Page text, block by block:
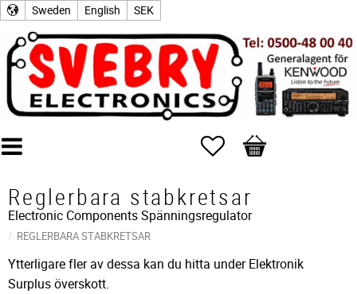
Sweden English SEK
Favorites
Basket
Reglerbara stabkretsar
Electronic ComponentsSpänningsregulator
REGLERBARA STABKRETSAR
Ytterligare fler av dessa kan du hitta under Elektronik
Surplus överskott.